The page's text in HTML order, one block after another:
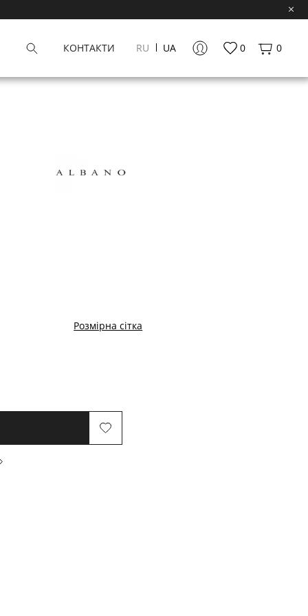
КОНТАКТИ RU UA 0 0
Розмірна сітка